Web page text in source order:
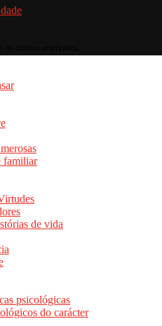
familiar
de vida
psicológicas
do carácter